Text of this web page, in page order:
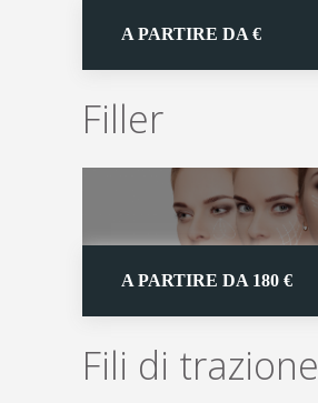
A PARTIRE DA €
Filler
A PARTIRE DA 180 €
Fili di trazione